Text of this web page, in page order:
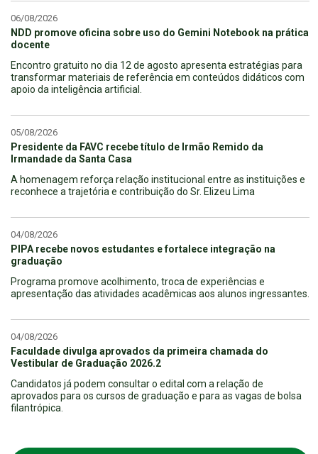
06/08/2026
NDD promove oficina sobre uso do Gemini Notebook na prática
docente
Encontro gratuito no dia 12 de agosto apresenta estratégias para
transformar materiais de referência em conteúdos didáticos com
apoio da inteligência artificial.
05/08/2026
Presidente da FAVC recebe título de Irmão Remido da
Irmandade da Santa Casa
A homenagem reforça relação institucional entre as instituições e
reconhece a trajetória e contribuição do Sr. Elizeu Lima
04/08/2026
PIPA recebe novos estudantes e fortalece integração na
graduação
Programa promove acolhimento, troca de experiências e
apresentação das atividades acadêmicas aos alunos ingressantes.
04/08/2026
Faculdade divulga aprovados da primeira chamada do
Vestibular de Graduação 2026.2
Candidatos já podem consultar o edital com a relação de
aprovados para os cursos de graduação e para as vagas de bolsa
filantrópica.